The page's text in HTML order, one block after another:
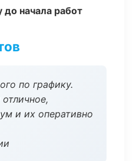
начала работ
по графику.
и их оперативно